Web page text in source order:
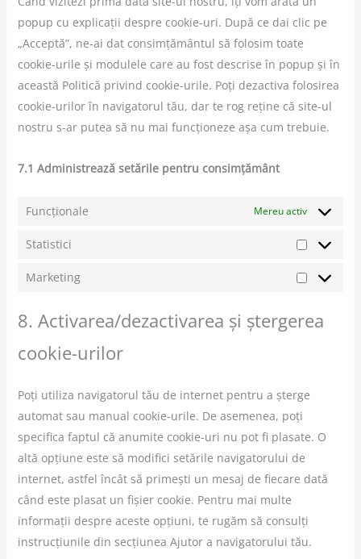
popup cu explicații despre cookie-uri. După ce dai clic pe
„Acceptă”, ne-ai dat consimțământul să folosim toate
cookie-urile și modulele care au fost descrise în popup și în
această Politică privind cookie-urile. Poți dezactiva folosirea
cookie-urilor în navigatorul tău, dar te rog reține că site-ul
nostru s-ar putea să nu mai funcționeze așa cum trebuie.
7.1 Administrează setările pentru consimțământ
Funcționale Mereu activ
Statistici
Marketing
8. Activarea/dezactivarea și ștergerea
cookie-urilor
Poți utiliza navigatorul tău de internet pentru a șterge
automat sau manual cookie-urile. De asemenea, poți
specifica faptul că anumite cookie-uri nu pot fi plasate. O
altă opțiune este să modifici setările navigatorului de
internet, astfel încât să primești un mesaj de fiecare dată
când este plasat un fișier cookie. Pentru mai multe
informații despre aceste opțiuni, te rugăm să consulți
instrucțiunile din secțiunea Ajutor a navigatorului tău.